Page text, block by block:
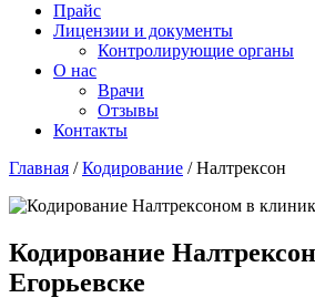
Прайс
Лицензии и документы
Контролирующие органы
О нас
Врачи
Отзывы
Контакты
Главная /Кодирование /Налтрексон
Кодирование
Егорьевске